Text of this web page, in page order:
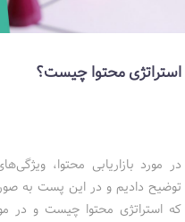
استراتژی محتوا چیست؟
در مورد بازاریابی محتوا،
توضیح دادیم و در اين پست به
که استراتژی محتوا چیست و در